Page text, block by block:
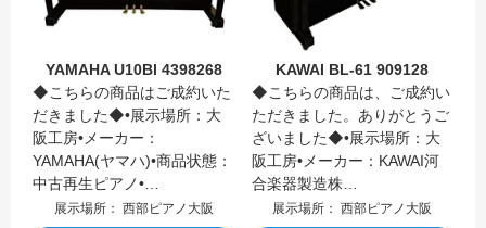
YAMAHA U10Bl 4398268
◆こちらの商品はご成約いた
だきました◆•展示場所：大
阪工房•メーカー：
YAMAHA(ヤマハ)•商品状態：
中古再生ピアノ•…
展示場所： 西部ピアノ大阪
KAWAI BL-61 909128
◆こちらの商品は、ご成約い
ただきました。ありがとうご
ざいました◆•展示場所：大
阪工房•メーカー：KAWAI河
合楽器製造株…
展示場所： 西部ピアノ大阪